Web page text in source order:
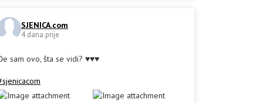
SJENICA.com
4 dana prije
sam ovo, šta se vidi? ♥️♥️♥️